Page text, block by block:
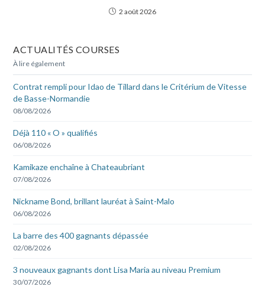
2 août 2026
ACTUALITÉS COURSES
À lire également
Contrat rempli pour Idao de Tillard dans le Critérium de Vitesse
de Basse-Normandie
08/08/2026
Déjà 110 « O » qualifiés
06/08/2026
Kamikaze enchaîne à Chateaubriant
07/08/2026
Nickname Bond, brillant lauréat à Saint-Malo
06/08/2026
La barre des 400 gagnants dépassée
02/08/2026
3 nouveaux gagnants dont Lisa Maria au niveau Premium
30/07/2026